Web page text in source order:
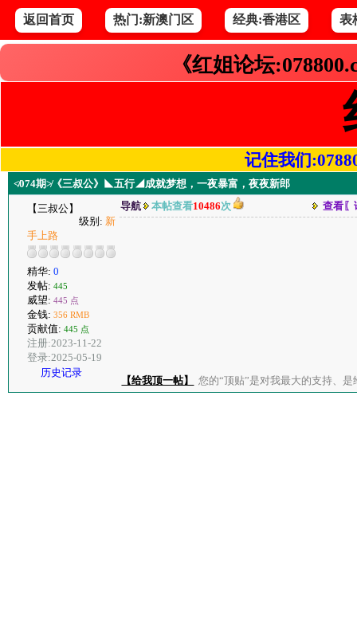
返回首页 热门:新澳门区 经典:香港区 表
《红姐论坛
记住我们
≮074期≯《三叔公》◣五行◢成就梦想，一夜暴富，夜夜新郎
【三叔公】
级别: 新
手上路
精华: 0
发帖: 445
威望: 445 点
金钱: 356 RMB
贡献值: 445 点
注册:2023-11-22
登录:2025-05-19
历史记录
导航 本帖查看10486次 查看〖
【给我顶一帖】 您的“顶贴”是对我最大的支持、